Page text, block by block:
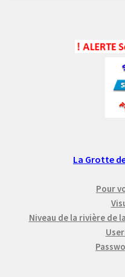
La Grotte
Pour
Niveau de la rivière de